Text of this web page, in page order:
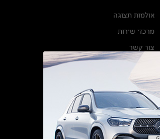
אולמות תצוגה
מרכזי שירות
צור קשר